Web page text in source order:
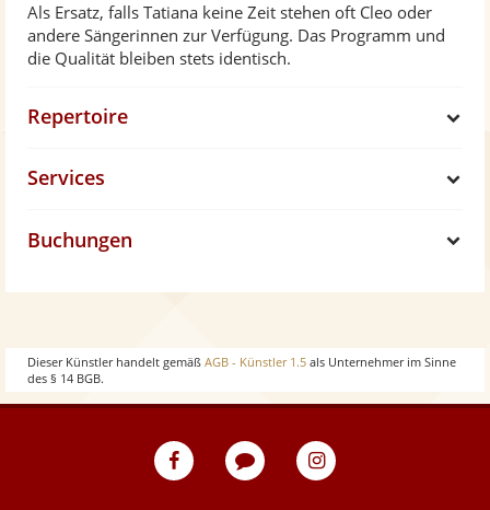
Als Ersatz, falls Tatiana keine Zeit stehen oft Cleo oder
andere Sängerinnen zur Verfügung. Das Programm und
die Qualität bleiben stets identisch.
Repertoire
Services
Buchungen
Dieser Künstler handelt gemäß AGB - Künstler 1.5 als Unternehmer im Sinne
des § 14 BGB.
eventpeppers
Blog
eventpeppers